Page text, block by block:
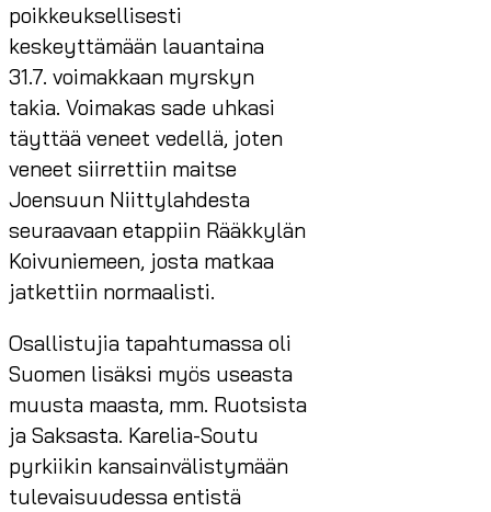
poikkeuksellisesti
keskeyttämään lauantaina
31.7. voimakkaan myrskyn
takia. Voimakas sade uhkasi
täyttää veneet vedellä, joten
veneet siirrettiin maitse
Joensuun Niittylahdesta
seuraavaan etappiin Rääkkylän
Koivuniemeen, josta matkaa
jatkettiin normaalisti.
Osallistujia tapahtumassa oli
Suomen lisäksi myös useasta
muusta maasta, mm. Ruotsista
ja Saksasta. Karelia-Soutu
pyrkiikin kansainvälistymään
tulevaisuudessa entistä